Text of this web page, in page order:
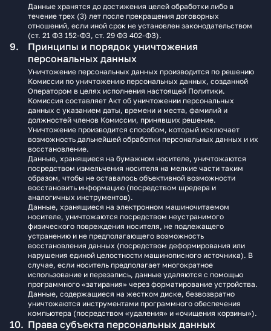
Данные хранятся до достижения целей обработки либо в
течение трех (3) лет после прекращения договорных
отношений, если иной срок не установлен законодательством
(ст. 21 ФЗ 152-ФЗ, ст. 29 ФЗ 402-ФЗ).
Принципы и порядок уничтожения
персональных данных
Уничтожение персональных данных производится по решению
Комиссии по уничтожению персональных данных, созданной
Оператором в целях исполнения настоящей Политики.
Комиссия составляет Акт об уничтожении персональных
данных с указанием даты, времени и места, фамилий и
должностей членов Комиссии, принявших решение.
Уничтожение производится способом, который исключает
возможность дальнейшей обработки персональных данных и их
восстановление.
Данные, хранящиеся на бумажном носителе, уничтожаются
посредством измельчения носителя на мелкие части таким
образом, чтобы не оставалось объективной возможности
восстановить информацию (посредством шредера и
аналогичных инструментов).
Данные, хранящиеся на электронном машиночитаемом
носителе, уничтожаются посредством неустранимого
физического повреждения носителя, не подлежащего
устранению и не предполагающего возможность
восстановления данных (посредством деформирования или
нарушения единой целостности машинописного источника). В
случае, если носитель предполагает многократное
использование и перезапись, данные удаляются с помощью
программного «затирания» через форматирование устройства.
Данные, содержащиеся на жестком диске, безвозвратно
уничтожаются инструментами программного обеспечения
компьютера (посредством «удаления» и «очищения корзины»).
Права субъекта персональных данных